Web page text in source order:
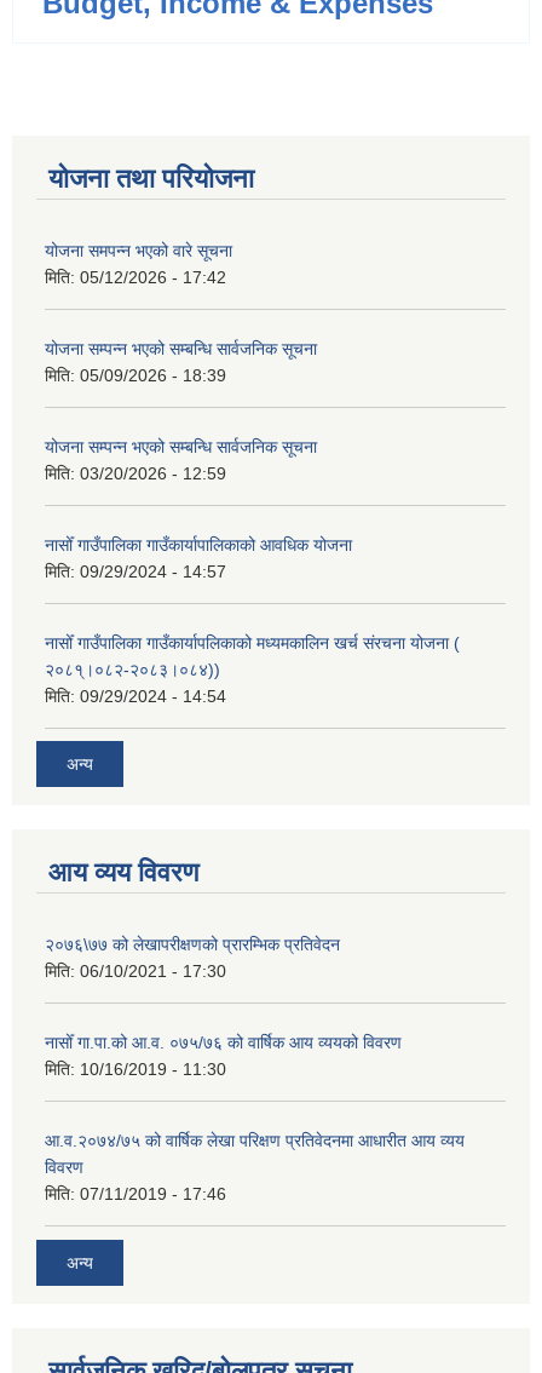
योजना तथा परियोजना
योजना समपन्न भएको वारे सूचना
मिति: 05/12/2026 - 17:42
योजना सम्पन्न भएको सम्बन्धि सार्वजनिक सूचना
मिति: 05/09/2026 - 18:39
योजना सम्पन्न भएको सम्बन्धि सार्वजनिक सूचना
मिति: 03/20/2026 - 12:59
नासोँ गाउँपालिका गाउँकार्यापालिकाको आवधिक योजना
मिति: 09/29/2024 - 14:57
नासोँ गाउँपालिका गाउँकार्यापलिकाको मध्यमकालिन खर्च संरचना योजना (
२०८१्।०८२-२०८३।०८४))
मिति: 09/29/2024 - 14:54
अन्य
आय व्यय विवरण
२०७६\७७ को लेखापरीक्षणको प्रारम्भिक प्रतिवेदन
मिति: 06/10/2021 - 17:30
नासोँ गा.पा.को आ.व. ०७५/७६ को वार्षिक आय व्ययको विवरण
मिति: 10/16/2019 - 11:30
आ.व.२०७४/७५ को वार्षिक लेखा परिक्षण प्रतिवेदनमा आधारीत आय व्यय
विवरण
मिति: 07/11/2019 - 17:46
अन्य